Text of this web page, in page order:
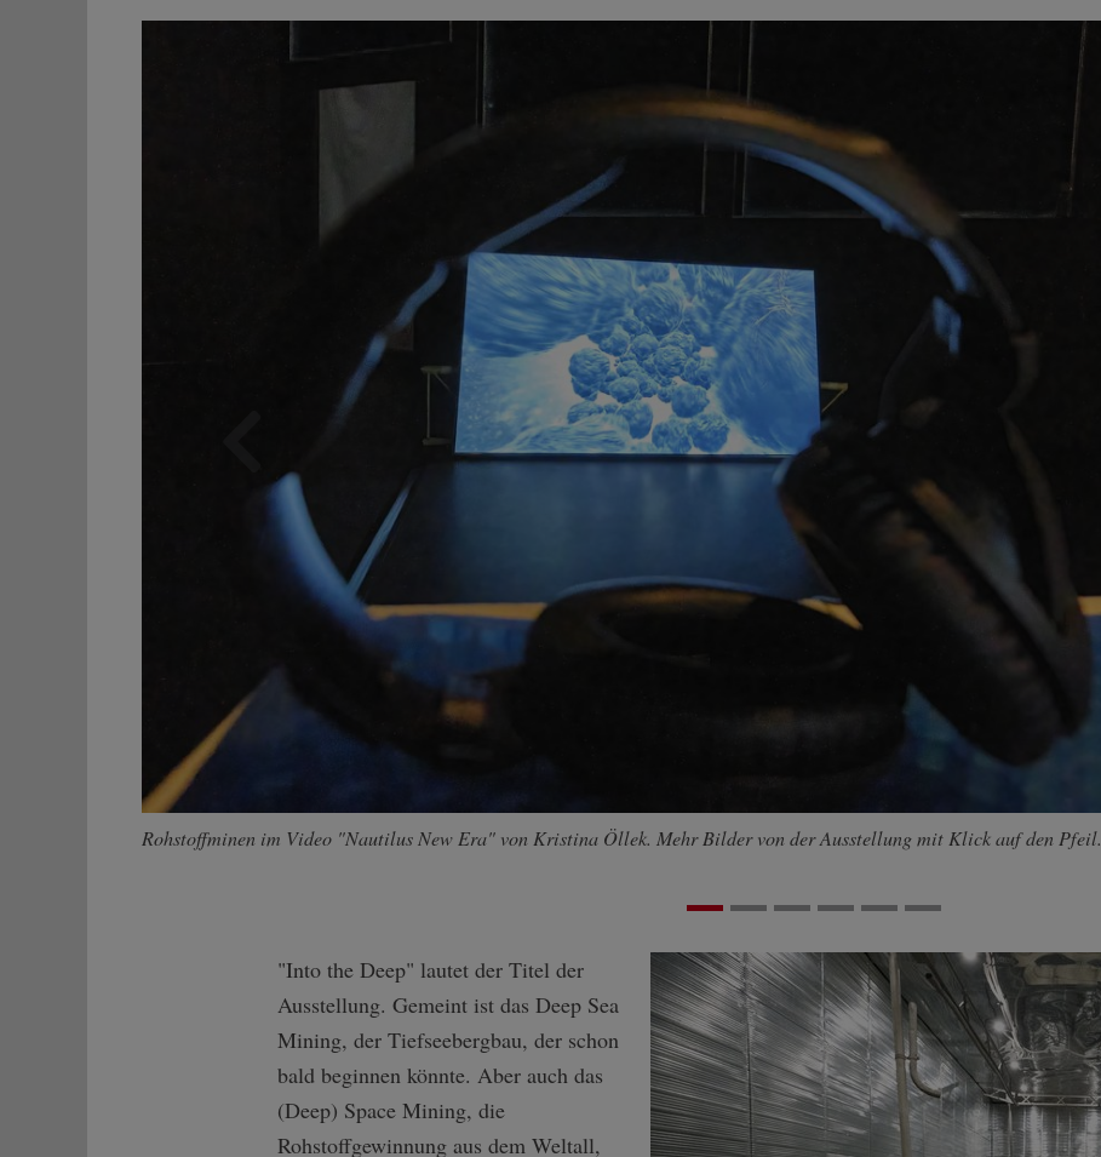
Rohstoffminen im Video "Nautilus New Era" von Kristina Öllek. Mehr Bilder von der Ausstellung mit Klick auf den Pfeil.
Zurück
"Into the Deep" lautet der Titel der
Ausstellung. Gemeint ist das Deep Sea
Mining, der Tiefseebergbau, der schon
bald beginnen könnte. Aber auch das
(Deep) Space Mining, die
Rohstoffgewinnung aus dem Weltall,